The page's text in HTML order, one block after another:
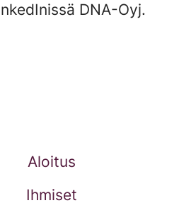
DNA-Oyj.
Aloitus
Ihmiset